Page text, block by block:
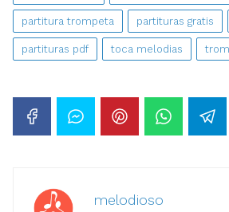
partitura trompeta partituras gratis
partituras pdf toca melodias
melodioso